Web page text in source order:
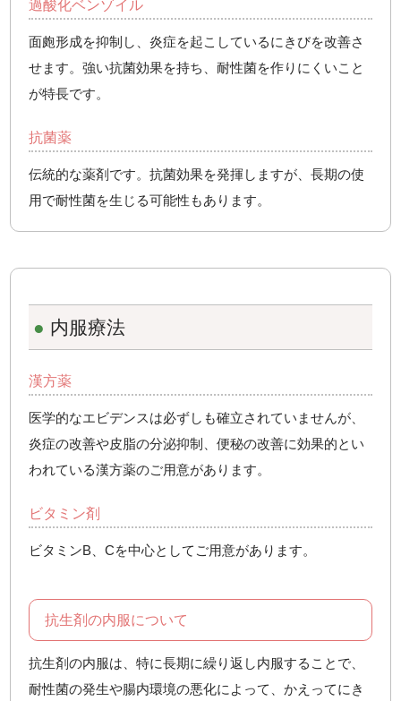
過酸化ベンゾイル
面皰形成を抑制し、炎症を起こしているにきびを改善さ
せます。強い抗菌効果を持ち、耐性菌を作りにくいこと
が特長です。
抗菌薬
伝統的な薬剤です。抗菌効果を発揮しますが、長期の使
用で耐性菌を生じる可能性もあります。
● 内服療法
漢方薬
医学的なエビデンスは必ずしも確立されていませんが、
炎症の改善や皮脂の分泌抑制、便秘の改善に効果的とい
われている漢方薬のご用意があります。
ビタミン剤
ビタミンB、Cを中心としてご用意があります。
抗生剤の内服について
抗生剤の内服は、特に長期に繰り返し内服することで、
耐性菌の発生や腸内環境の悪化によって、かえってにき